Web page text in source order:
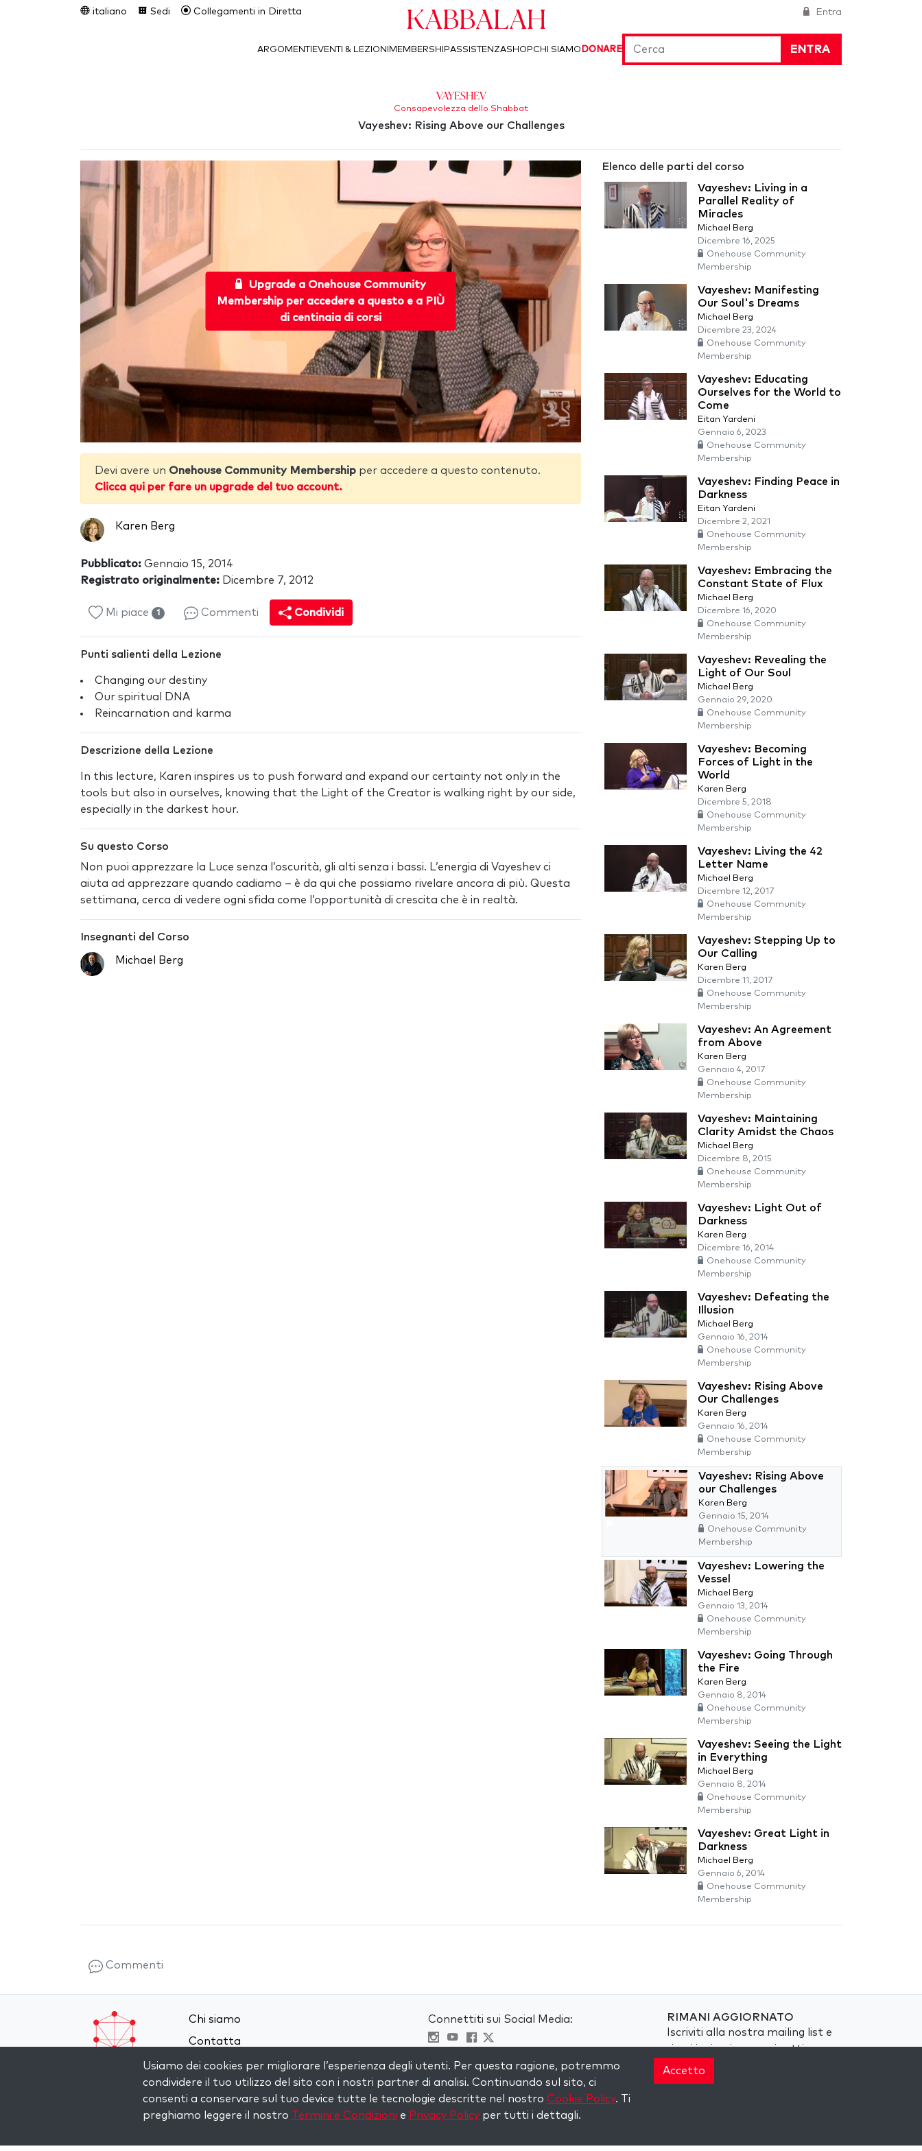
Entra
italiano Sedi Collegamenti in Diretta Kabbalah
ENTRA
ARGOMENTI EVENTI & LEZIONI MEMBERSHIPASSISTENZASHOPCHI SIAMO DONARE
Vayeshev
Consapevolezza dello Shabbat
Vayeshev: Rising Above our Challenges
Upgrade a Onehouse Community
Membership per accedere a questo e a PIÙ
di centinaia di corsi
Devi avere un Onehouse Community Membership per accedere a questo contenuto.
Clicca qui per fare un upgrade del tuo account.
Karen Berg
Pubblicato: Gennaio 15, 2014
Registrato originalmente: Dicembre 7, 2012
Mi piace 1 Commenti Condividi
Punti salienti della Lezione
Changing our destiny
Our spiritual DNA
Reincarnation and karma
Descrizione della Lezione
In this lecture, Karen inspires us to push forward and expand our certainty not only in the
tools but also in ourselves, knowing that the Light of the Creator is walking right by our side,
especially in the darkest hour.
Su questo Corso
Non puoi apprezzare la Luce senza l’oscurità, gli alti senza i bassi. L’energia di Vayeshev ci
aiuta ad apprezzare quando cadiamo – è da qui che possiamo rivelare ancora di più. Questa
settimana, cerca di vedere ogni sfida come l’opportunità di crescita che è in realtà.
Insegnanti del Corso
Michael Berg
Elenco delle parti del corso
Vayeshev: Living in a
Parallel Reality of
Miracles
Michael Berg
Dicembre 16, 2025
Onehouse Community
Membership
Vayeshev: Manifesting
Our Soul's Dreams
Michael Berg
Dicembre 23, 2024
Onehouse Community
Membership
Vayeshev: Educating
Ourselves for the World to
Come
Eitan Yardeni
Gennaio 6, 2023
Onehouse Community
Membership
Vayeshev: Finding Peace in
Darkness
Eitan Yardeni
Dicembre 2, 2021
Onehouse Community
Membership
Vayeshev: Embracing the
Constant State of Flux
Michael Berg
Dicembre 16, 2020
Onehouse Community
Membership
Vayeshev: Revealing the
Light of Our Soul
Michael Berg
Gennaio 29, 2020
Onehouse Community
Membership
Vayeshev: Becoming
Forces of Light in the
World
Karen Berg
Dicembre 5, 2018
Onehouse Community
Membership
Vayeshev: Living the 42
Letter Name
Michael Berg
Dicembre 12, 2017
Onehouse Community
Membership
Vayeshev: Stepping Up to
Our Calling
Karen Berg
Dicembre 11, 2017
Onehouse Community
Membership
Vayeshev: An Agreement
from Above
Karen Berg
Gennaio 4, 2017
Onehouse Community
Membership
Vayeshev: Maintaining
Clarity Amidst the Chaos
Michael Berg
Dicembre 8, 2015
Onehouse Community
Membership
Vayeshev: Light Out of
Darkness
Karen Berg
Dicembre 16, 2014
Onehouse Community
Membership
Vayeshev: Defeating the
Illusion
Michael Berg
Gennaio 16, 2014
Onehouse Community
Membership
Vayeshev: Rising Above
Our Challenges
Karen Berg
Gennaio 16, 2014
Onehouse Community
Membership
Vayeshev: Rising Above
our Challenges
Karen Berg
Gennaio 15, 2014
Onehouse Community
Membership
Vayeshev: Lowering the
Vessel
Michael Berg
Gennaio 13, 2014
Onehouse Community
Membership
Vayeshev: Going Through
the Fire
Karen Berg
Gennaio 8, 2014
Onehouse Community
Membership
Vayeshev: Seeing the Light
in Everything
Michael Berg
Gennaio 8, 2014
Onehouse Community
Membership
Vayeshev: Great Light in
Darkness
Michael Berg
Gennaio 6, 2014
Onehouse Community
Membership
Commenti
Chi siamo
Contatta
Termini e Condizioni
Privacy Policy
Connettiti sui Social Media:
Visit kabbalah master classes
RIMANI AGGIORNATO
Iscriviti alla nostra mailing list e
ricevi ispirazione ogni settimana
nella tua casella di posta.
Copyright © 2026 The Kabbalah Centre. All rights reserved.
Usiamo dei cookies per migliorare l’esperienza degli utenti. Per questa ragione, potremmo
condividere il tuo utilizzo del sito con i nostri partner di analisi. Continuando sul sito, ci
consenti a conservare sul tuo device tutte le tecnologie descritte nel nostro Cookie Policy. Ti
preghiamo leggere il nostro Termini e Condizioni e Privacy Policyper tutti i dettagli.
Accetto